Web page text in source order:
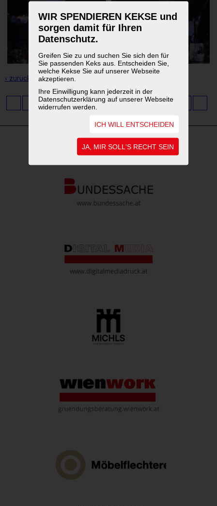
WIR SPENDIEREN KEKSE und
sorgen damit für Ihren
Datenschutz.
Greifen Sie zu und suchen Sie sich den für
Sie passenden Keks aus. Entscheiden Sie,
welche Kekse Sie auf unserer Webseite
akzeptieren.
Ihre Einwilligung kann jederzeit in der
Datenschutzerklärung auf unserer Webseite
widerrufen werden.
ICH WILL ENTSCHEIDEN
JA, MIR SOLL'S RECHT SEIN
‹ zurück zur Übersicht
... 3 4 5 6 7 8 9 10